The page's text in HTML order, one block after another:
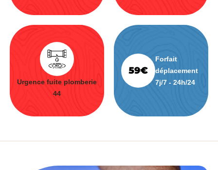
Urgence fuite plomberie
44
Forfait
déplacement
7j/7 - 24h/24